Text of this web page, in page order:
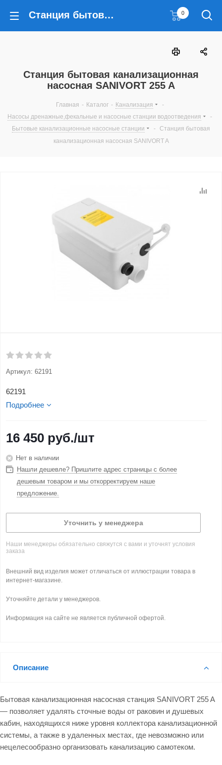
Станция бытовая канализационная насосная SANIVORT 255 A 0
Станция бытовая канализационная
насосная SANIVORT 255 A
Главная - Каталог - Канализация
-
Насосы дренажные,фекальные и насосные станции водоотведения
-
Бытовые канализационные насосные станции
- Станция бытовая
канализационная насосная SANIVORT A
Артикул: 62191
62191
Подробнее
16 450 руб./шт
Нет в наличии
Нашли дешевле? Пришлите адрес страницы с более
дешевым товаром и мы откорректируем наше
предложение.
Уточнить у менеджера
Наши менеджеры обязательно свяжутся с вами и уточнят условия
заказа
Внешний вид изделия может отличаться от иллюстрации товара в
интернет-магазине.
Уточняйте детали у менеджеров.
Информация на сайте не является публичной офертой.
Описание
Бытовая канализационная насосная станция SANIVORT 255 A
— позволяет удалять сточные воды от раковин и душевых
кабин, находящихся ниже уровня коллектора канализационной
системы, а также в удаленных местах, где невозможно или
нецелесообразно организовать канализацию самотеком.